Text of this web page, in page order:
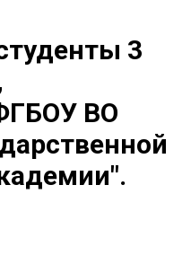
3
ВО